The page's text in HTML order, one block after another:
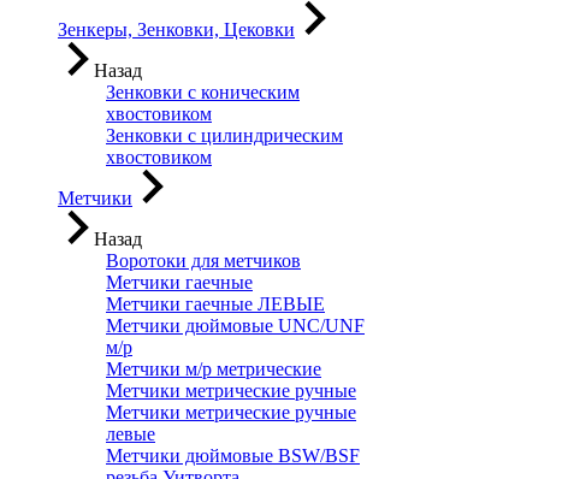
Зенкеры, Зенковки, Цековки
Назад
Зенковки с коническим
хвостовиком
Зенковки с цилиндрическим
хвостовиком
Метчики
Назад
Воротоки для метчиков
Метчики гаечные
Метчики гаечные ЛЕВЫЕ
Метчики дюймовые UNC/UNF
м/р
Метчики м/р метрические
Метчики метрические ручные
Метчики метрические ручные
левые
Метчики дюймовые BSW/BSF